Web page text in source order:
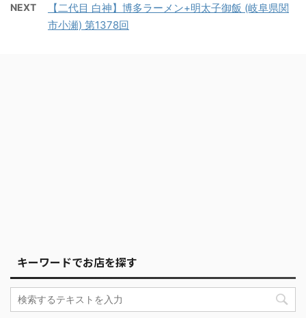
NEXT
【二代目 白神】博多ラーメン+明太子御飯 (岐阜県関
市小瀬) 第1378回
キーワードでお店を探す